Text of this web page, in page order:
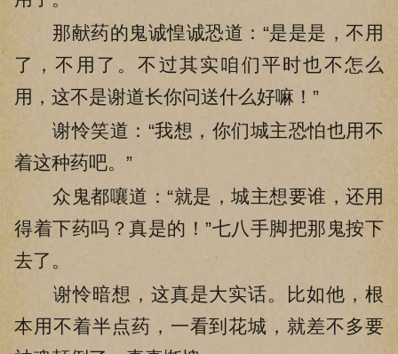
那献药的鬼诚惶诚恐道：“是是是，不用
了，不用了。不过其实咱们平时也不怎么
用，这不是谢道长你问送什么好嘛！”
谢怜笑道：“我想，你们城主恐怕也用不
着这种药吧。”
众鬼都嚷道：“就是，城主想要谁，还用
得着下药吗？真是的！”七八手脚把那鬼按下
去了。
谢怜暗想，这真是大实话。比如他，根
本用不着半点药，一看到花城，就差不多要